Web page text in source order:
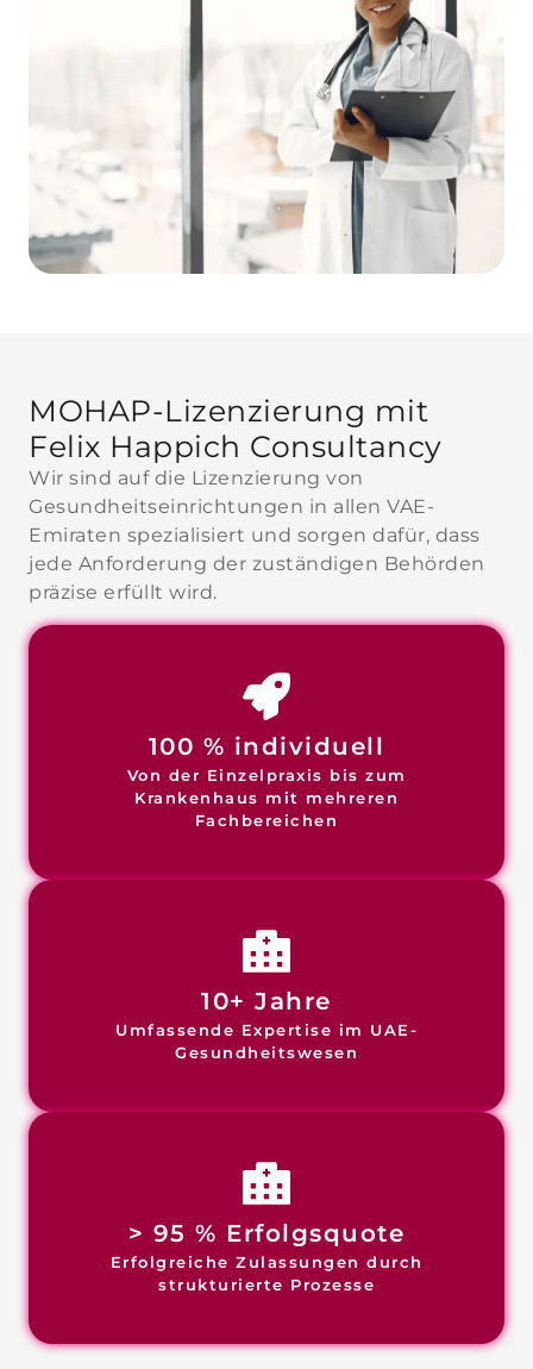
MOHAP-Lizenzierung mit
Felix Happich Consultancy
Wir sind auf die Lizenzierung von
Gesundheitseinrichtungen in allen VAE-
Emiraten spezialisiert und sorgen dafür, dass
jede Anforderung der zuständigen Behörden
präzise erfüllt wird.
100 % individuell
Von der Einzelpraxis bis zum
Krankenhaus mit mehreren
Fachbereichen
10+ Jahre
Umfassende Expertise im UAE-
Gesundheitswesen
> 95 % Erfolgsquote
Erfolgreiche Zulassungen durch
strukturierte Prozesse